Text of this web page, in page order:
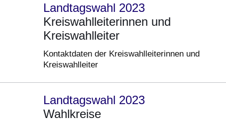
Landtagswahl 2023
Kreiswahlleiterinnen und
Kreiswahlleiter
Kontaktdaten der Kreiswahlleiterinnen und
Kreiswahlleiter
Landtagswahl 2023
Wahlkreise